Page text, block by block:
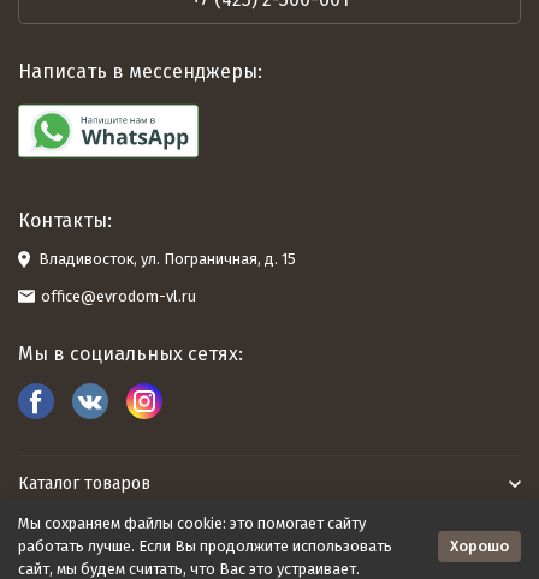
Написать в мессенджеры:
Контакты:
Владивосток, ул. Пограничная, д. 15
office@evrodom-vl.ru
Мы в социальных сетях:
Каталог товаров
Евродом
Мы сохраняем файлы cookie: это помогает сайту
работать лучше. Если Вы продолжите использовать
сайт, мы будем считать, что Вас это устраивает.
Хорошо